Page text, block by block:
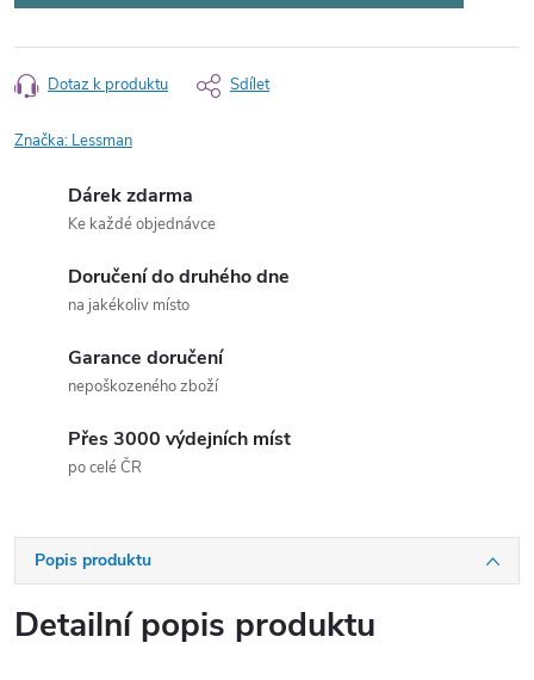
Dotaz k produktu Sdílet
Značka: Lessman
Dárek zdarma
Ke každé objednávce
Doručení do druhého dne
na jakékoliv místo
Garance doručení
nepoškozeného zboží
Přes 3000 výdejních míst
po celé ČR
Popis produktu
Detailní popis produktu